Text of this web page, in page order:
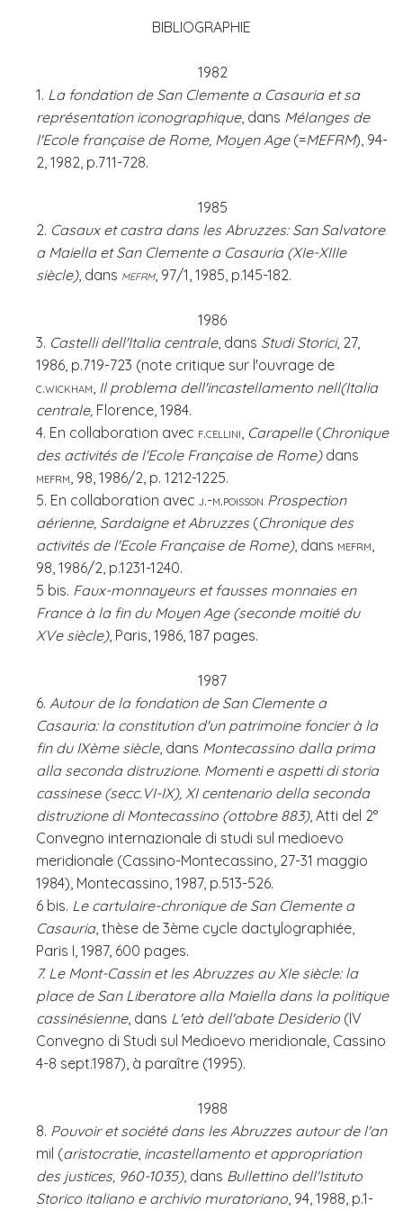
BIBLIOGRAPHIE
1982
1. La fondation de San Clemente a Casauria et sa
représentation iconographique, dans Mélanges de
l'Ecole française de Rome, Moyen Age(=MEFRM), 94-
2, 1982, p.711-728.
1985
2. Casaux et castra dans les Abruzzes: San Salvatore
a Maiella et San Clemente a Casauria (XIe-XIIIe
siècle), dans mefrm, 97/1, 1985, p.145-182.
1986
3. Castelli dell'Italia centrale, dans Studi Storici, 27,
1986, p.719-723 (note critique sur l'ouvrage de
c.wickham, Il problema dell'incastellamento nell(Italia
centrale, Florence, 1984.
4. En collaboration avec f.cellini, Carapelle(Chronique
des activités de l'Ecole Française de Rome)dans
mefrm, 98, 1986/2, p. 1212-1225.
5. En collaboration avec j.-m.poisson Prospection
aérienne, Sardaigne et Abruzzes (Chronique des
activités de l'Ecole Française de Rome), dans mefrm,
98, 1986/2, p.1231-1240.
5 bis. Faux-monnayeurs et fausses monnaies en
France à la fin du Moyen Age (seconde moitié du
XVe siècle), Paris, 1986, 187 pages.
1987
6. Autour de la fondation de San Clemente a
Casauria: la constitution d'un patrimoine foncier à la
fin du IXème siècle, dans Montecassino dalla prima
alla seconda distruzione. Momenti e aspetti di storia
cassinese (secc.VI-IX), XI centenario della seconda
distruzione di Montecassino (ottobre 883), Atti del 2°
Convegno internazionale di studi sul medioevo
meridionale (Cassino-Montecassino, 27-31 maggio
1984), Montecassino, 1987, p.513-526.
6 bis. Le cartulaire-chronique de San Clemente a
Casauria, thèse de 3ème cycle dactylographiée,
Paris I, 1987, 600 pages.
7. Le Mont-Cassin et les Abruzzes au XIe siècle: la
place de San Liberatore alla Maiella dans la politique
cassinésienne, dans L'età dell'abate Desiderio (IV
Convegno di Studi sul Medioevo meridionale, Cassino
4-8 sept.1987), à paraître (1995).
1988
8. Pouvoir et société dans les Abruzzes autour de l'an
mil (aristocratie, incastellamento et appropriation
des justices, 960-1035), dans Bullettino dell'Istituto
Storico italiano e archivio muratoriano, 94, 1988, p.1-